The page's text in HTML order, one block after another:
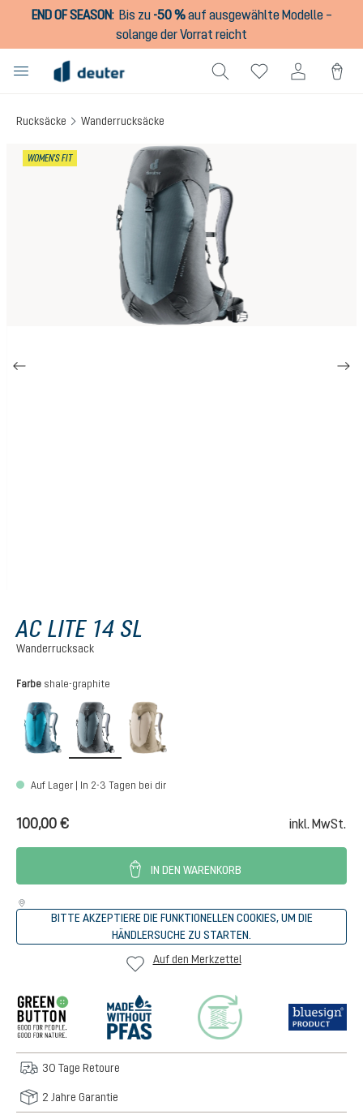
springen
END OF SEASON: Bis zu -50 %auf ausgewählte Modelle –
solange der Vorrat reicht
Rucksäcke Wanderrucksäcke
WOMEN'S FIT
Bildergalerie überspringen
AC LITE 14 SL
Wanderrucksack
Farbeauswählen
shale-graphite
lagoon-atlanticshale-graphite
Auf Lager | In 2-3 Tagen bei dir
100,00 € inkl. MwSt.
IN DEN WARENKORB
BITTE AKZEPTIERE DIE FUNKTIONELLEN COOKIES, UM DIE
HÄNDLERSUCHE ZU STARTEN.
Auf den Merkzettel
30 Tage Retoure
2 Jahre Garantie